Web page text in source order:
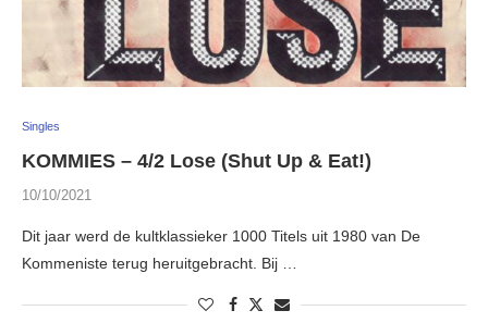
Singles
KOMMIES – 4/2 Lose (Shut Up & Eat!)
10/10/2021
Dit jaar werd de kultklassieker 1000 Titels uit 1980 van De
Kommeniste terug heruitgebracht. Bij …